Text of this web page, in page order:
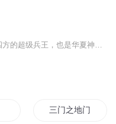
三门之地门天书